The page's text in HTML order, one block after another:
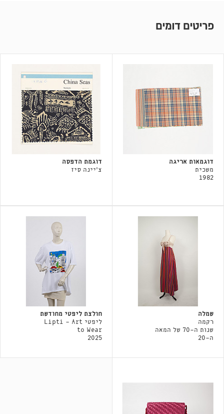
פריטים דומים
דוגמאות אריגה
משכית
1982
דוגמת הדפסה
צ'יינה סיז
שמלה
רקמה
שנות ה-70 של המאה
ה-20
חולצת ליפטי מחודשת
ליפטי Lipti - Art
to Wear
2025